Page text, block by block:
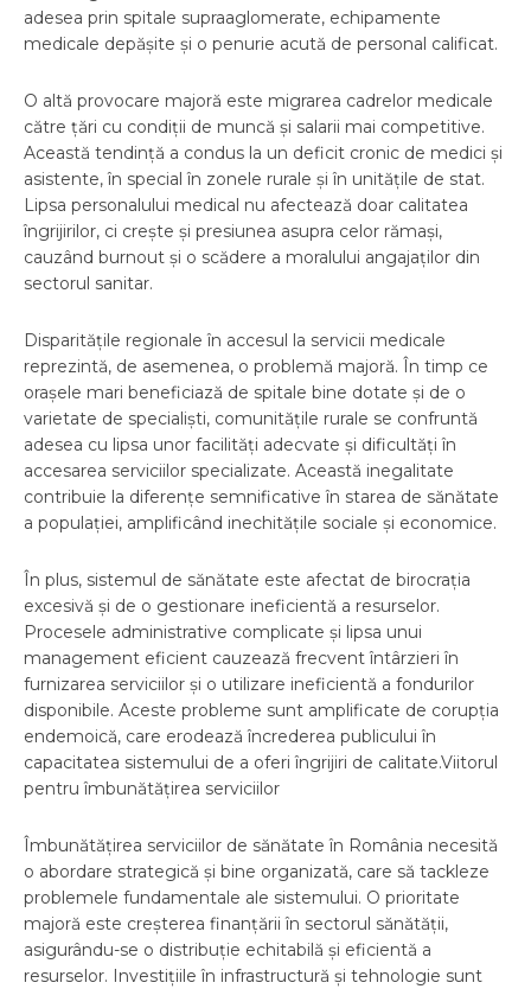
adesea prin spitale supraaglomerate, echipamente
medicale depășite și o penurie acută de personal calificat.
O altă provocare majoră este migrarea cadrelor medicale
către țări cu condiții de muncă și salarii mai competitive.
Această tendință a condus la un deficit cronic de medici și
asistente, în special în zonele rurale și în unitățile de stat.
Lipsa personalului medical nu afectează doar calitatea
îngrijirilor, ci crește și presiunea asupra celor rămași,
cauzând burnout și o scădere a moralului angajaților din
sectorul sanitar.
Disparitățile regionale în accesul la servicii medicale
reprezintă, de asemenea, o problemă majoră. În timp ce
orașele mari beneficiază de spitale bine dotate și de o
varietate de specialiști, comunitățile rurale se confruntă
adesea cu lipsa unor facilități adecvate și dificultăți în
accesarea serviciilor specializate. Această inegalitate
contribuie la diferențe semnificative în starea de sănătate
a populației, amplificând inechitățile sociale și economice.
În plus, sistemul de sănătate este afectat de birocrația
excesivă și de o gestionare ineficientă a resurselor.
Procesele administrative complicate și lipsa unui
management eficient cauzează frecvent întârzieri în
furnizarea serviciilor și o utilizare ineficientă a fondurilor
disponibile. Aceste probleme sunt amplificate de corupția
endemoică, care erodează încrederea publicului în
capacitatea sistemului de a oferi îngrijiri de calitate.Viitorul
pentru îmbunătățirea serviciilor
Îmbunătățirea serviciilor de sănătate în România necesită
o abordare strategică și bine organizată, care să tackleze
problemele fundamentale ale sistemului. O prioritate
majoră este creșterea finanțării în sectorul sănătății,
asigurându-se o distribuție echitabilă și eficientă a
resurselor. Investițiile în infrastructură și tehnologie sunt